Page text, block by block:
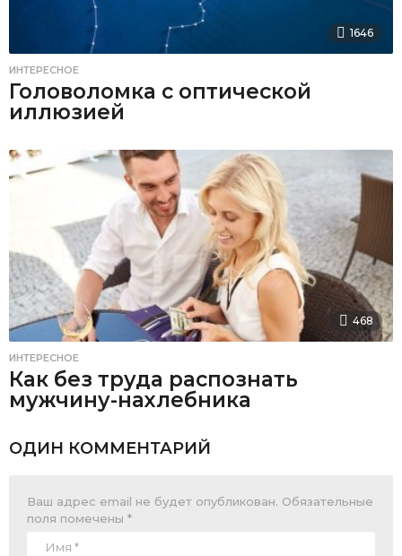
1646
ИНТЕРЕСНОЕ
Головоломка с оптической
иллюзией
468
ИНТЕРЕСНОЕ
Как без труда распознать
мужчину-нахлебника
ОДИН КОММЕНТАРИЙ
Ваш адрес email не будет опубликован. Обязательные
поля помечены *